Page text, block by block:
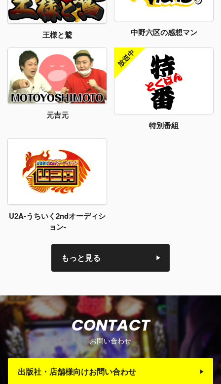
王様と鷲 中野六区の感想マン
元吉元
特別番組
U2A-うちいく2ndオーディシ
ョン-
もっと見る
お問い合わせ
CONTACT
出版社・店舗様向けお問い合わせ